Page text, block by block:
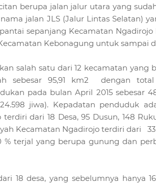
berupa jalan jalur utara yang
jalan JLS (Jalur Lintas Selatan)
sepanjang Kecamatan
Kebonagung untuk sampai
salah satu dari 12 kecamatan yang
sebesar 95,91 km2 dengan
pada bulan April 2015 sebesar
jiwa). Kepadatan penduduk
dari 18 Desa, 95 Dusun, 148
Kecamatan Ngadirojo terdiri dari
% terjal yang berupa gunung dan
18 desa, yang sebelumnya hanya